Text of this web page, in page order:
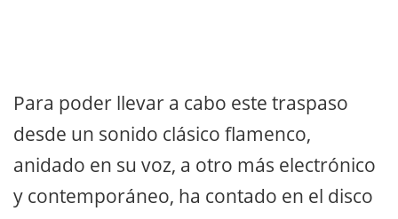
Para poder llevar a cabo este traspaso
desde un sonido clásico flamenco,
anidado en su voz, a otro más electrónico
y contemporáneo, ha contado en el disco